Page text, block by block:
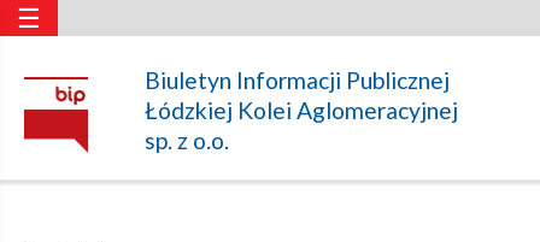
Projekty
–
Biuletyn Informacji Publicznej
Łódzkiej Kolei Aglomeracyjnej
sp. z o.o.
☰